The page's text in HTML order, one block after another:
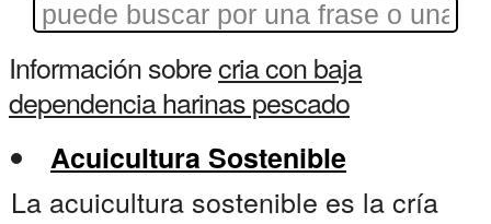
Información sobrecria con baja
dependencia harinas pescado
Acuicultura Sostenible
La acuicultura sostenible es la cría